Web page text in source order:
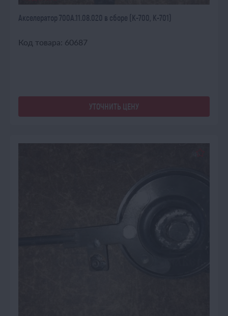
Акселератор 700А.11.08.020 в сборе (К-700, К-701)
Код товара: 60687
УТОЧНИТЬ ЦЕНУ